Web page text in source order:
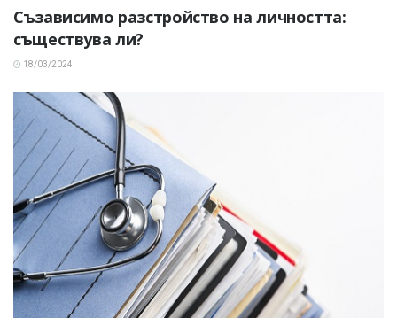
Съзависимо разстройство на личността:
съществува ли?
18/03/2024